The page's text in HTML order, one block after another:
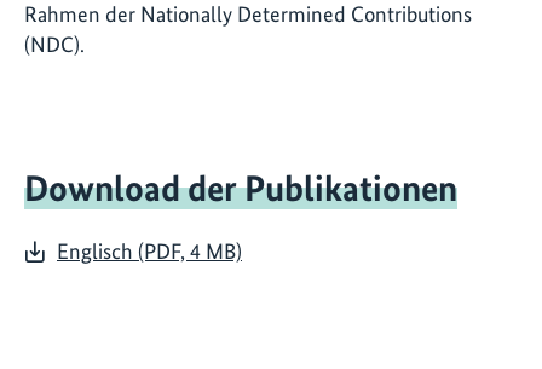
Rahmen der Nationally Determined Contributions
(NDC).
Download der Publikationen
Englisch (PDF, 4 MB)